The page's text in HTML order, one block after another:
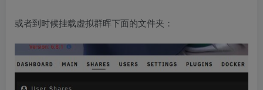
或者到时候挂载虚拟群晖下面的文件夹：